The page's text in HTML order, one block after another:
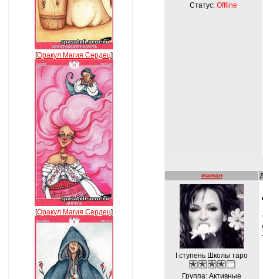
[Оракул Магия Сердец]
[Оракул Магия Сердец]
Статус: Offline
maman
I ступень Школы таро
Группа: Активные